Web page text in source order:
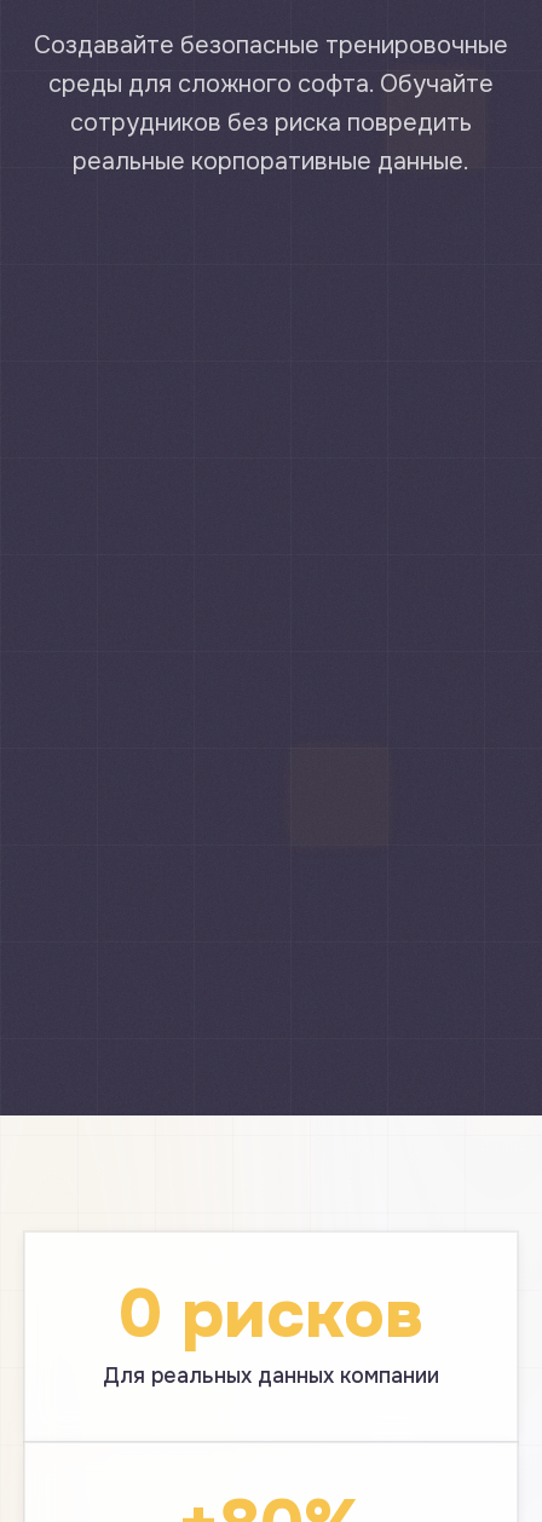
Создавайте безопасные тренировочные
среды для сложного софта. Обучайте
сотрудников без риска повредить
реальные корпоративные данные.
0 рисков
Для реальных данных компании